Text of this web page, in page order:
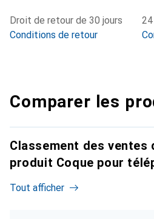
Droit de retour de 30 jours
Conditions de retour
Comparer les
Classement des ventes
produit Coque pour
Tout afficher